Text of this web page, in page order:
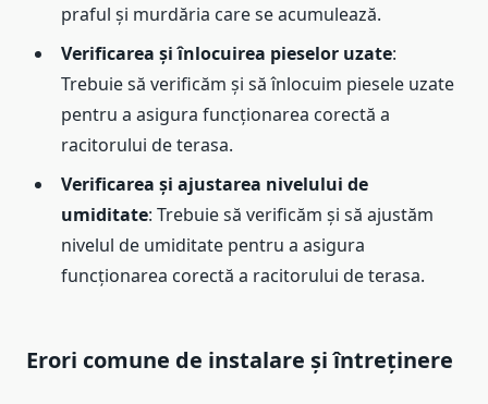
praful și murdăria care se acumulează.
Verificarea și înlocuirea pieselor uzate:
Trebuie să verificăm și să înlocuim piesele uzate
pentru a asigura funcționarea corectă a
racitorului de terasa.
Verificarea și ajustarea nivelului de
umiditate: Trebuie să verificăm și să ajustăm
nivelul de umiditate pentru a asigura
funcționarea corectă a racitorului de terasa.
Erori comune de instalare și întreținere